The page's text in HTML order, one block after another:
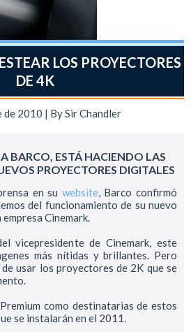
LOS PROYECTORES
DE 4K
de 2010 | BySir Chandler
BARCO, ESTÁ HACIENDO LAS
PROYECTORES DIGITALES
en su website, Barco confirmó
del funcionamiento de su nuevo
Cinemark.
vicepresidente de Cinemark, este
más nítidas y brillantes. Pero
usar los proyectores de 2K que se
como destinatarias de estos
se instalarán en el 2011.